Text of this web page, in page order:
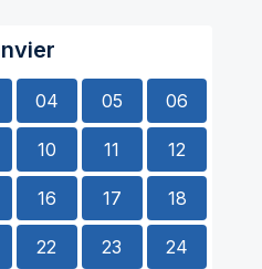
04 05 06
10 11 12
16 17 18
22 23 24